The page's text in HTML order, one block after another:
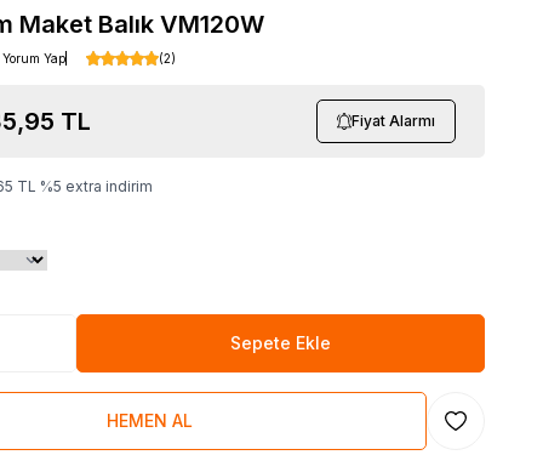
Maket Balık VM120W
Yorum Yap (2)
TL Fiyat Alarmı
TL %5 extra indirim
Sepete Ekle
HEMEN AL Favoriye